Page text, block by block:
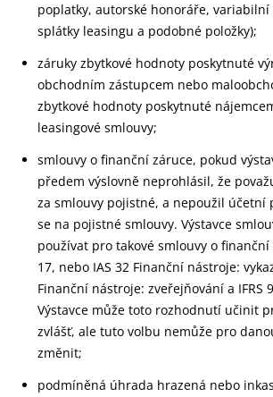
poplatky, autorské honoráře,
splátky leasingu a podobné položky);
záruky zbytkové hodnoty poskytnuté
obchodním zástupcem nebo
zbytkové hodnoty poskytnuté
leasingové smlouvy;
smlouvy o finanční záruce, pokud
předem výslovně neprohlásil, že
za smlouvy pojistné, a nepoužil účetní
se na pojistné smlouvy. Výstavce
používat pro takové smlouvy o finanční
17, nebo IAS 32 Finanční nástroje:
Finanční nástroje: zveřejňování a IFRS
Výstavce může toto rozhodnutí učinit
zvlášť, ale tuto volbu nemůže pro
změnit;
podmíněná úhrada hrazená nebo